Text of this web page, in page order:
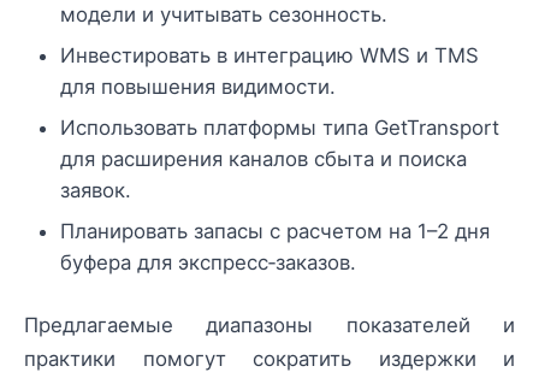
модели и учитывать сезонность.
Инвестировать в интеграцию WMS и TMS
для повышения видимости.
Использовать платформы типа GetTransport
для расширения каналов сбыта и поиска
заявок.
Планировать запасы с расчетом на 1–2 дня
буфера для экспресс‑заказов.
Предлагаемые диапазоны показателей и
практики помогут сократить издержки и